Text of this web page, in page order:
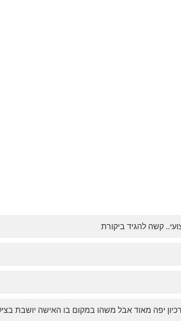
קשה להגיד ביקורת
יפה מאוד אבל משהו במקום בו האישה יושבת